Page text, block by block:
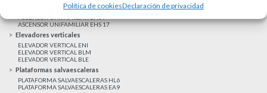
Política de cookiesDeclaración de privacidad
ELEVADOR UNIFAMILIAR EHP 05
ASCENSOR UNIFAMILIAR EHS 17
Elevadores verticales
ELEVADOR VERTICAL ENI
ELEVADOR VERTICAL BLM
ELEVADOR VERTICAL BLE
Plataformas salvaescaleras
PLATAFORMA SALVAESCALERAS HL6
PLATAFORMA SALVAESCALERAS EA9